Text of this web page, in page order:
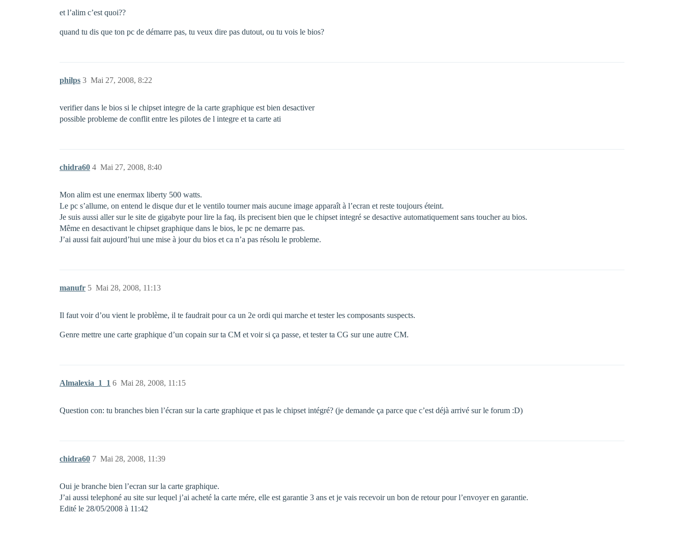
et l’alim c’est quoi??
quand tu dis que ton pc de démarre pas, tu veux dire pas dutout, ou tu vois le bios?
philps Mai 27, 2008, 8:22
3
verifier dans le bios si le chipset integre de la carte graphique est bien desactiver
possible probleme de conflit entre les pilotes de l integre et ta carte ati
chidra60 Mai 27, 2008, 8:40
4
Mon alim est une enermax liberty 500 watts.
Le pc s’allume, on entend le disque dur et le ventilo tourner mais aucune image apparaît à l’ecran et reste toujours éteint.
Je suis aussi aller sur le site de gigabyte pour lire la faq, ils precisent bien que le chipset integré se desactive automatiquement sans toucher au bios.
Même en desactivant le chipset graphique dans le bios, le pc ne demarre pas.
J’ai aussi fait aujourd’hui une mise à jour du bios et ca n’a pas résolu le probleme.
manufr Mai 28, 2008, 11:13
5
Il faut voir d’ou vient le problème, il te faudrait pour ca un 2e ordi qui marche et tester les composants suspects.
Genre mettre une carte graphique d’un copain sur ta CM et voir si ça passe, et tester ta CG sur une autre CM.
Almalexia_1_1 Mai 28, 2008, 11:15
6
Question con: tu branches bien l’écran sur la carte graphique et pas le chipset intégré? (je demande ça parce que c’est déjà arrivé sur le forum :D)
chidra60 Mai 28, 2008, 11:39
7
Oui je branche bien l’ecran sur la carte graphique.
J’ai aussi telephoné au site sur lequel j’ai acheté la carte mére, elle est garantie 3 ans et je vais recevoir un bon de retour pour l’envoyer en garantie.
Edité le 28/05/2008 à 11:42